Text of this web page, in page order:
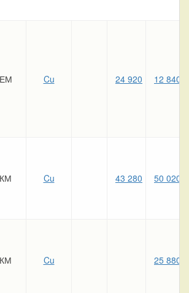
ЕМ Cu 24 920 12 840
КМ Cu 43 280 50 020
КМ Cu 25 880